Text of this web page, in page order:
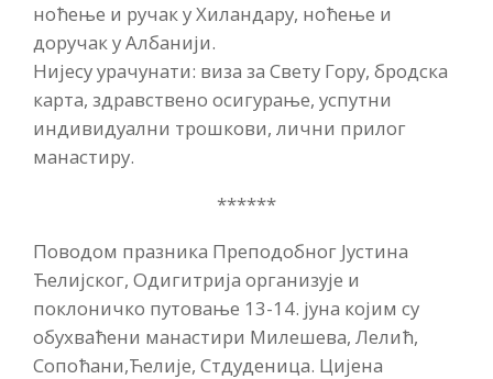
ноћење и ручак у Хиландару, ноћење и
доручак у Албанији.
Нијесу урачунати: виза за Свету Гору, бродска
карта, здравствено осигурање, успутни
индивидуални трошкови, лични прилог
манастиру.
******
Поводом празника Преподобног Јустина
Ћелијског, Одигитрија организује и
поклоничко путовање 13-14. јуна којим су
обухваћени манастири Милешева, Лелић,
Сопоћани,Ћелије, Стдуденица. Цијена